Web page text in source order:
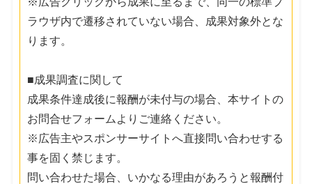
ラウザ内で遷移されていない場合、成果対象外とな
ります。
■成果調査に関して
成果条件達成後に報酬が未付与の場合、本サイトの
お問合せフォームよりご連絡ください。
※広告主やスポンサーサイトへ直接問い合わせする
事を固く禁じます。
問い合わせた場合、いかなる理由があろうと報酬付